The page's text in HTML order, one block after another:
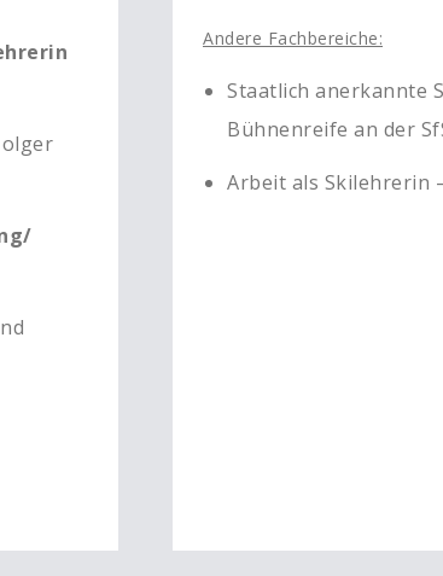
Andere Fachbereiche:
Staatlich anerkannte
Bühnenreife an der
Arbeit als Skilehrerin